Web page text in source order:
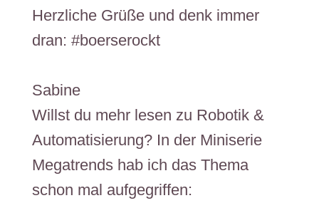
Herzliche Grüße und denk immer
dran: #boerserockt
Sabine
Willst du mehr lesen zu Robotik &
Automatisierung? In der Miniserie
Megatrends hab ich das Thema
schon mal aufgegriffen: